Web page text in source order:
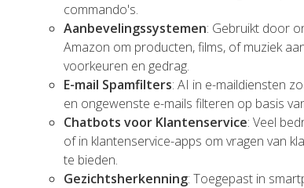
commando's.
Aanbevelingssystemen: Gebruikt door
Amazon om producten, films, of muziek
voorkeuren en gedrag.
E-mail Spamfilters: AI in e-maildiensten
en ongewenste e-mails filteren op basis
Chatbots voor Klantenservice: Veel
of in klantenservice-apps om vragen van
te bieden.
Gezichtsherkenning: Toegepast in